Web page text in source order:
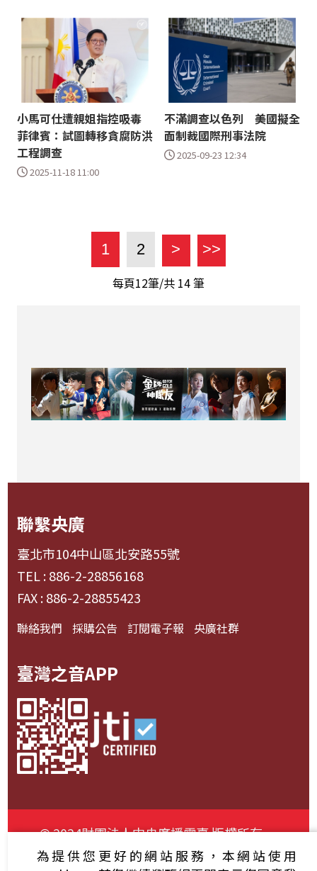
小馬可仕遭親姐指控吸毒
菲律賓：試圖轉移貪腐防洪
工程調查
2025-11-18 11:00
不滿調查以色列 美國擬全
面制裁國際刑事法院
2025-09-23 12:34
1 2 > >>
每頁12筆/共 14筆
聯繫央廣
臺北市104中山區北安路55號
TEL : 886-2-28856168
FAX : 886-2-28855423
聯絡我們 採購公告 訂閱電子報 央廣社群
臺灣之音APP
© 2024財團法人中央廣播電臺 版權所有
資通安全政策聲明
服務條款 隱私權條款
為提供您更好的網站服務，本網站使用